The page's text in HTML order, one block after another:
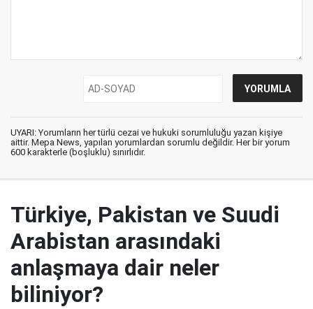
UYARI: Yorumların her türlü cezai ve hukuki sorumluluğu yazan kişiye
aittir. Mepa News, yapılan yorumlardan sorumlu değildir. Her bir yorum
600 karakterle (boşluklu) sınırlıdır.
Türkiye, Pakistan ve Suudi
Arabistan arasındaki
anlaşmaya dair neler
biliniyor?